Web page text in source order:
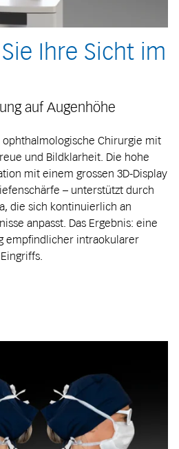
Ihre Sicht im
auf Augenhöhe
ophthalmologische Chirurgie mit
und Bildklarheit. Die hohe
mit einem grossen 3D-Display
– unterstützt durch
die sich kontinuierlich an
anpasst. Das Ergebnis: eine
empfindlicher intraokularer